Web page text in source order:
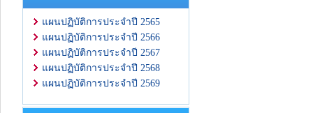
แผนปฏิบัติการประจำปี 2565
แผนปฏิบัติการประจำปี 2566
แผนปฏิบัติการประจำปี 2567
แผนปฏิบัติการประจำปี 2568
แผนปฏิบัติการประจำปี 2569